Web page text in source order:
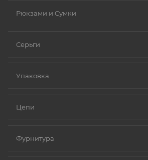
Рюкзами и Сумки
Серьги
Упаковка
Цепи
Фурнитура